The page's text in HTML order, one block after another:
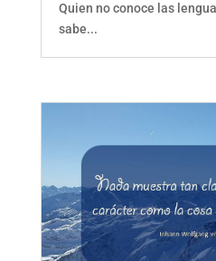
Quien no conoce las
sabe...